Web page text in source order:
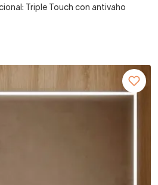
Triple Touch con antivaho